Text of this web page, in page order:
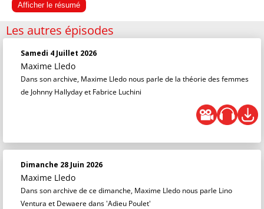
Afficher le résumé
Les autres épisodes
Samedi 4 Juillet 2026
Maxime Lledo
Dans son archive, Maxime Lledo nous parle de la théorie des femmes
de Johnny Hallyday et Fabrice Luchini
Dimanche 28 Juin 2026
Maxime Lledo
Dans son archive de ce dimanche, Maxime Lledo nous parle Lino
Ventura et Dewaere dans 'Adieu Poulet'